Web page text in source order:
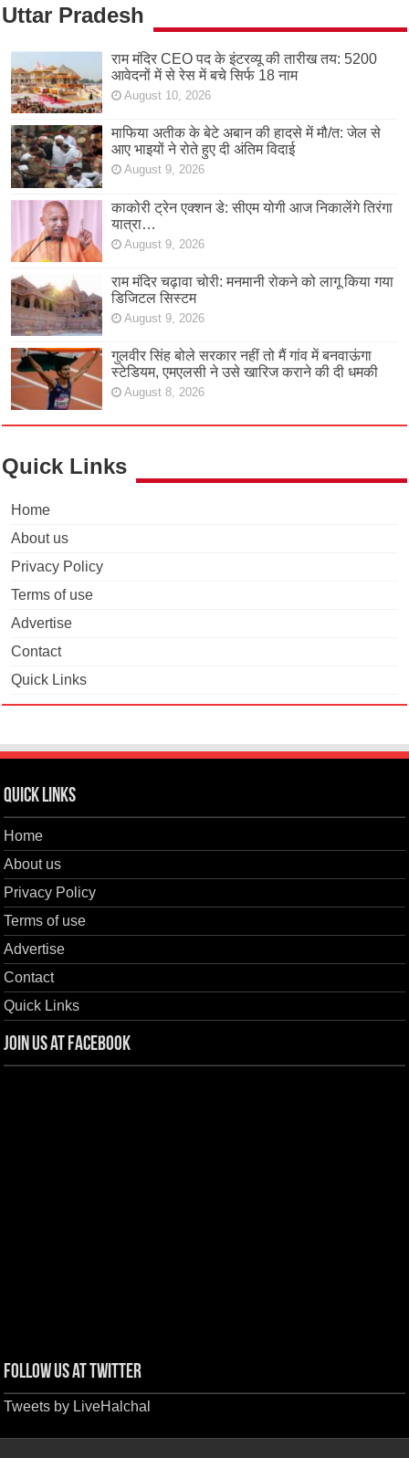
Uttar Pradesh
राम मंदिर CEO पद के इंटरव्यू की तारीख तय: 5200
आवेदनों में से रेस में बचे सिर्फ 18 नाम
August 10, 2026
माफिया अतीक के बेटे अबान की हादसे में मौ/त: जेल से
आए भाइयों ने रोते हुए दी अंतिम विदाई
August 9, 2026
काकोरी ट्रेन एक्शन डे: सीएम योगी आज निकालेंगे तिरंगा
यात्रा…
August 9, 2026
राम मंदिर चढ़ावा चोरी: मनमानी रोकने को लागू किया गया
डिजिटल सिस्टम
August 9, 2026
गुलवीर सिंह बोले सरकार नहीं तो मैं गांव में बनवाऊंगा
स्टेडियम, एमएलसी ने उसे खारिज कराने की दी धमकी
August 8, 2026
Quick Links
Home
About us
Privacy Policy
Terms of use
Advertise
Contact
Quick Links
Quick Links
Home
About us
Privacy Policy
Terms of use
Advertise
Contact
Quick Links
Join us at Facebook
Follow us at Twitter
Tweets by LiveHalchal